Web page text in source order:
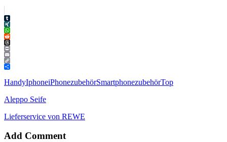
Tumblr
XING
WhatsApp
Reddit
Threads
Print
Email
Copy
Link
Teilen
HandyIphoneiPhonezubehörSmartphonezubehörTop
Aleppo Seife
Lieferservice von REWE
Add Comment